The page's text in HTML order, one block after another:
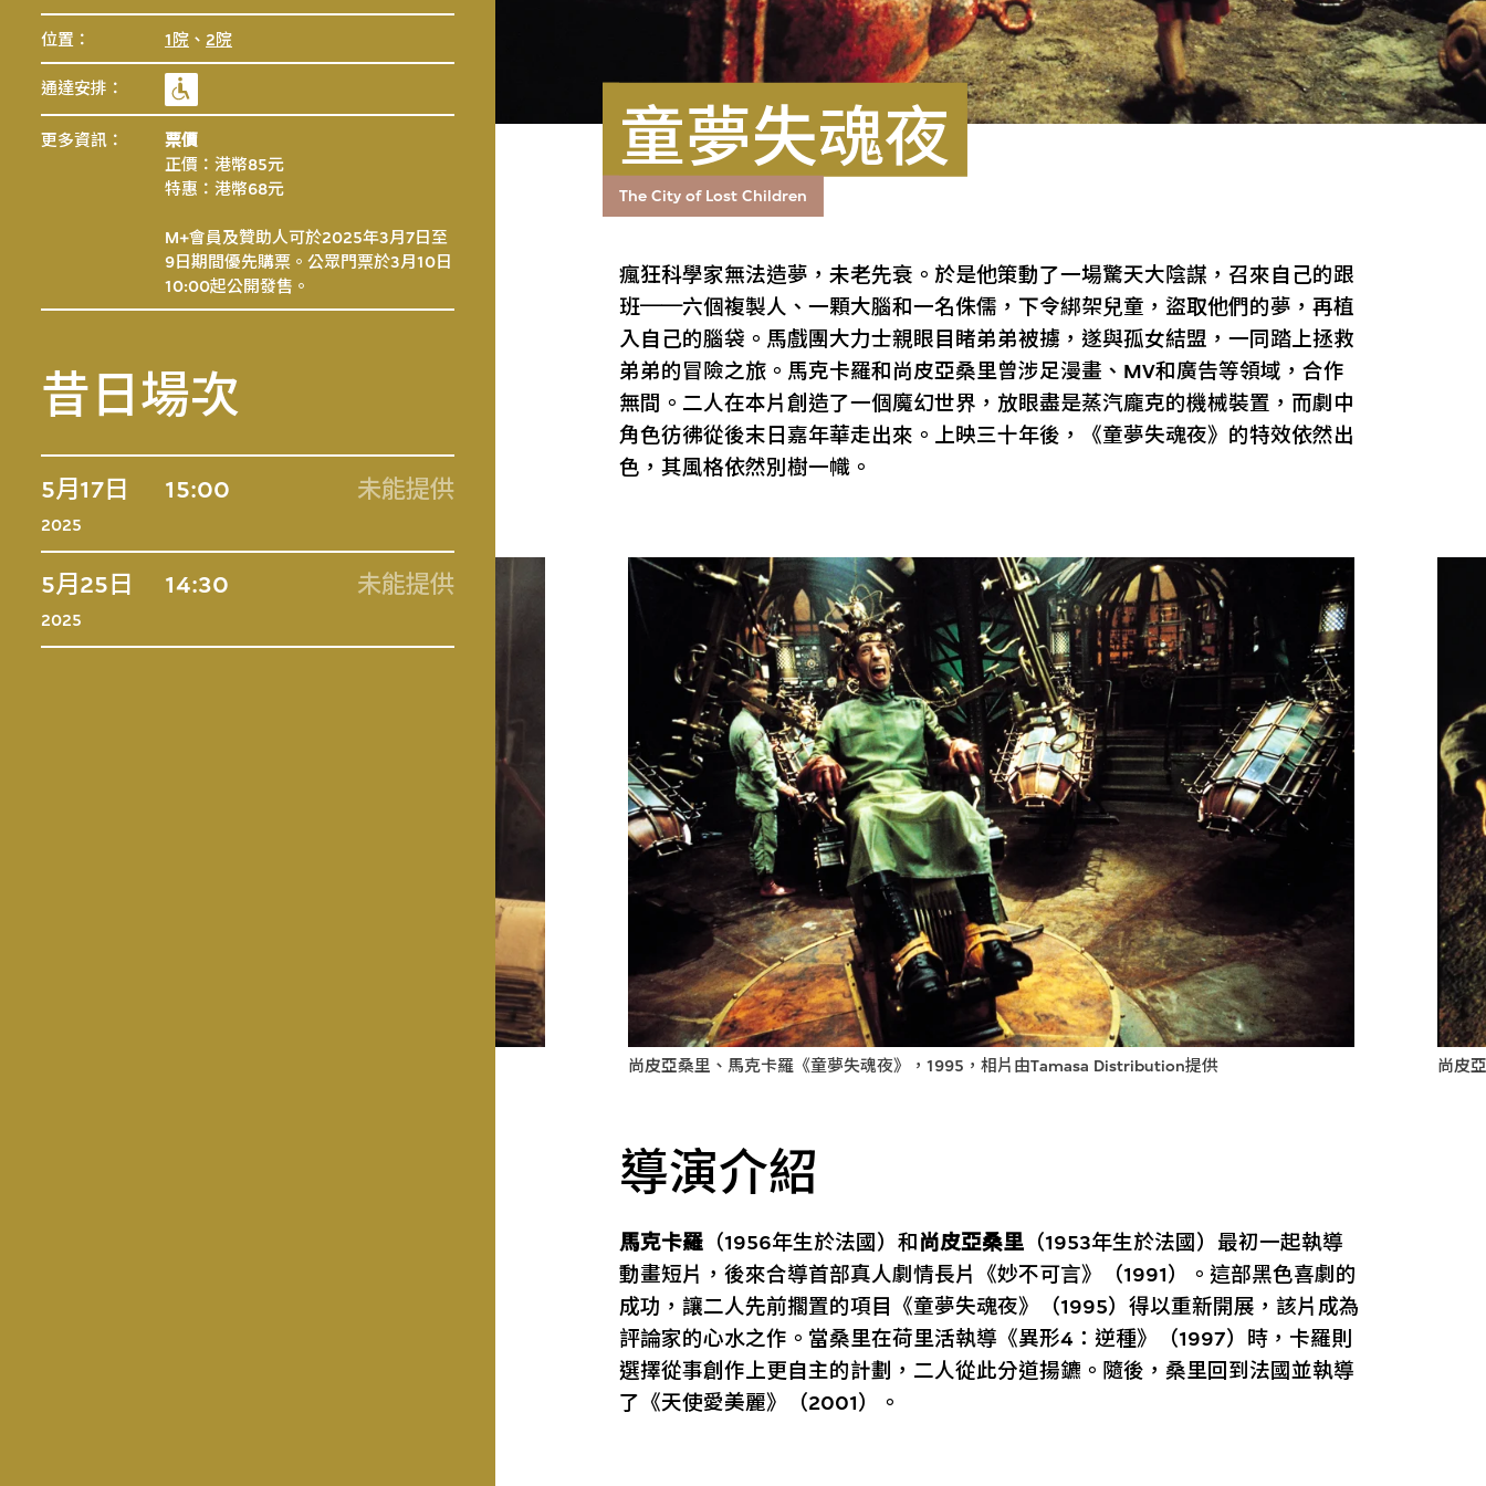
位置： 1院 、 2院
通達安排：
更多資訊： 票價
正價：港幣85元
特惠：港幣68元
M+會員及贊助人可於2025年3月7日至
9日期間優先購票。公眾門票於3月10日
10:00起公開發售。
昔日場次
5月17日
2025
15:00 未能提供
5月25日
2025
14:30 未能提供
童夢失魂夜
The City of Lost Children
瘋狂科學家無法造夢，未老先衰。於是他策動了一場驚天大陰謀，召來自己的跟
班──六個複製人、一顆大腦和一名侏儒，下令綁架兒童，盜取他們的夢，再植
入自己的腦袋。馬戲團大力士親眼目睹弟弟被擄，遂與孤女結盟，一同踏上拯救
弟弟的冒險之旅。馬克卡羅和尚皮亞桑里曾涉足漫畫、MV和廣告等領域，合作
無間。二人在本片創造了一個魔幻世界，放眼盡是蒸汽龐克的機械裝置，而劇中
角色彷彿從後末日嘉年華走出來。上映三十年後，《童夢失魂夜》的特效依然出
色，其風格依然別樹一幟。
尚皮亞桑里、馬克卡羅《童夢失魂夜》，1995，相片由Tamasa Distribution提供 尚皮
導演介紹
馬克卡羅 （1956年生於法國）和 尚皮亞桑里 （1953年生於法國）最初一起執導
動畫短片，後來合導首部真人劇情長片《妙不可言》（1991）。這部黑色喜劇的
成功，讓二人先前擱置的項目《童夢失魂夜》（1995）得以重新開展，該片成為
評論家的心水之作。當桑里在荷里活執導《異形4：逆種》（1997）時，卡羅則
選擇從事創作上更自主的計劃，二人從此分道揚鑣。隨後，桑里回到法國並執導
了《天使愛美麗》（2001）。